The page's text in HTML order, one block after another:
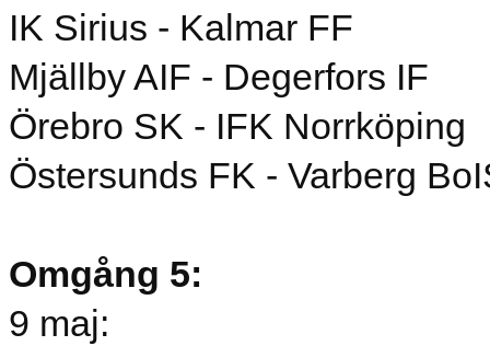
IK Sirius - Kalmar FF
Mjällby AIF - Degerfors IF
Örebro SK - IFK Norrköping
Östersunds FK - Varberg
Omgång 5:
9 maj: